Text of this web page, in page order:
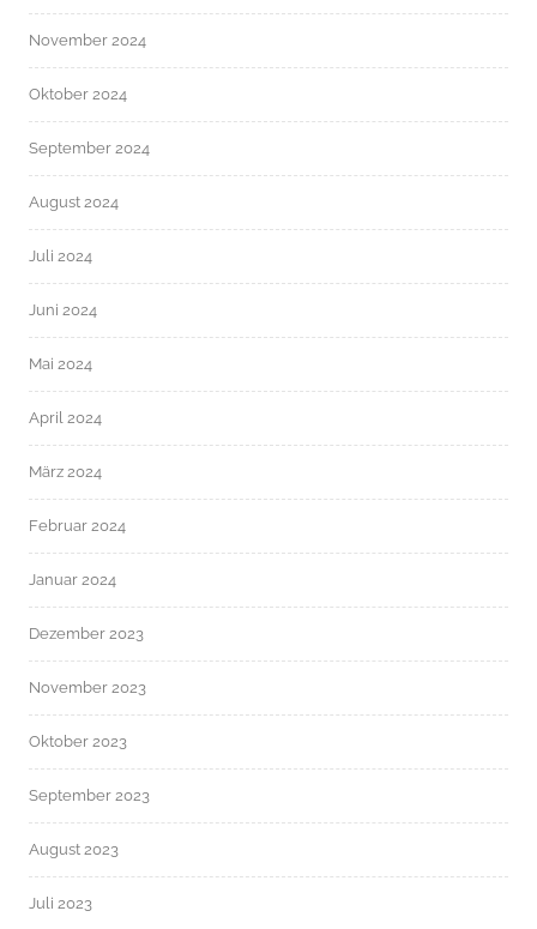
November 2024
Oktober 2024
September 2024
August 2024
Juli 2024
Juni 2024
Mai 2024
April 2024
März 2024
Februar 2024
Januar 2024
Dezember 2023
November 2023
Oktober 2023
September 2023
August 2023
Juli 2023